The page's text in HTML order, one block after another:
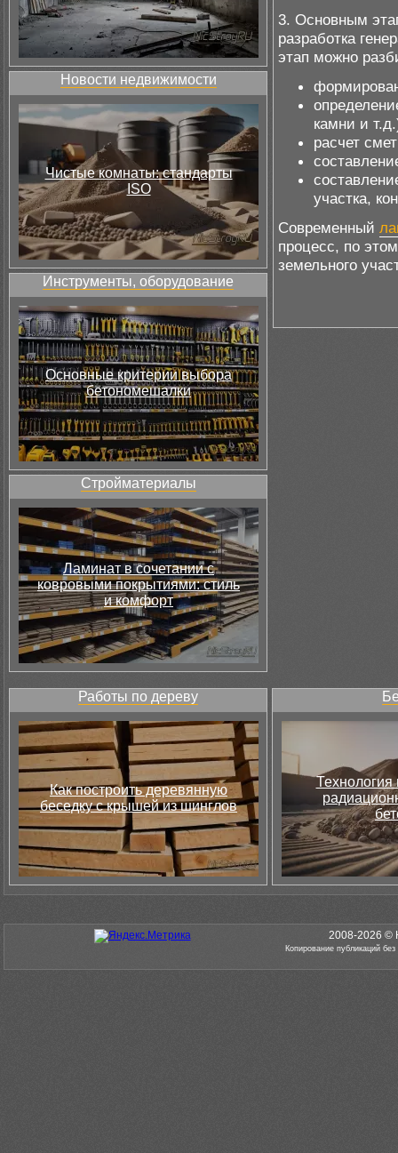
Новости недвижимости
Чистые комнаты: стандарты
ISO
Инструменты, оборудование
Основные критерии выбора
бетономешалки
Стройматериалы
Ламинат в сочетании с
ковровыми покрытиями: стиль
и комфорт
3. Основным
разработка
этап можно
камни и
расчет
участка,
Современный
процесс, по
земельного
Работы по дереву
Как построить деревянную
беседку с крышей из шинглов
Технология
2008-2026 ©
Копирование публикаций